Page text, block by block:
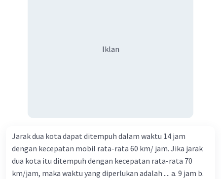
Iklan
Jarak dua kota dapat ditempuh dalam waktu 14 jam
dengan kecepatan mobil rata-rata 60 km/ jam. Jika jarak
dua kota itu ditempuh dengan kecepatan rata-rata 70
km/jam, maka waktu yang diperlukan adalah .... a. 9 jam b.